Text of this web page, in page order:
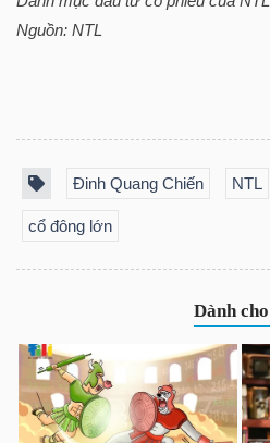
Nguồn: NTL
Đinh Quang Chiến NTL
cổ đông lớn
YẾU
TIÊU
YẾU
CHĂM
SÓC
SỨC